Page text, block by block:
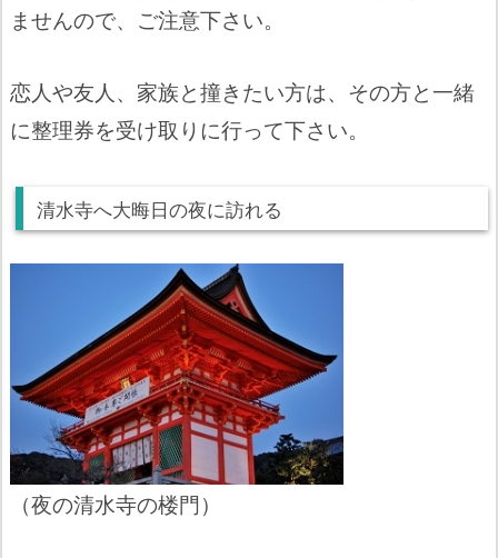
ませんので、ご注意下さい。
恋人や友人、家族と撞きたい方は、その方と一緒
に整理券を受け取りに行って下さい。
清水寺へ大晦日の夜に訪れる
（夜の清水寺の楼門）